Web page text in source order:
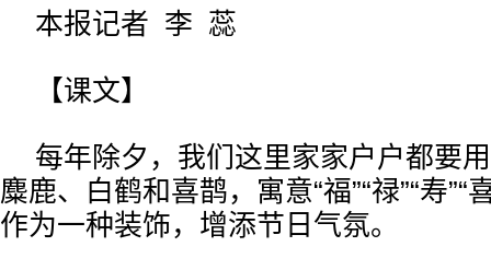
本报记者 李 蕊
【课文】
每年除夕，我们这里家家户户都要
麋鹿、白鹤和喜鹊，寓意“福”“禄”“寿”“
作为一种装饰，增添节日气氛。